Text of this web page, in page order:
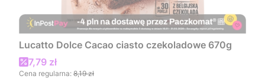
Lucatto Dolce Cacao ciasto czekoladowe 670g
Cena promocyjna
7,79 zł
Cena regularna: 8,19 zł